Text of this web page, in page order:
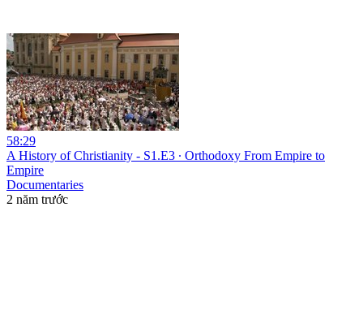
58:29
A History of Christianity - S1.E3 ∙ Orthodoxy From Empire to
Empire
Documentaries
2 năm trước